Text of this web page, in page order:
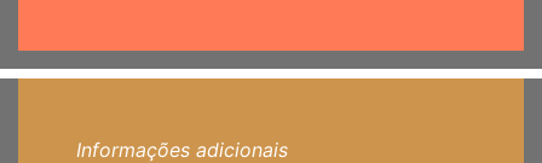
Informações adicionais